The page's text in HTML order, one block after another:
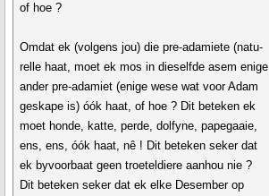
of hoe ?
Omdat ek (volgens jou) die pre-adamiete (natu-
relle haat, moet ek mos in dieselfde asem enige
ander pre-adamiet (enige wese wat voor Adam
geskape is) óók haat, of hoe ? Dit beteken ek
moet honde, katte, perde, dolfyne, papegaaie,
ens, ens, óók haat, nê ! Dit beteken seker dat
ek byvoorbaat geen troeteldiere aanhou nie ?
Dit beteken seker dat ek elke Desember op